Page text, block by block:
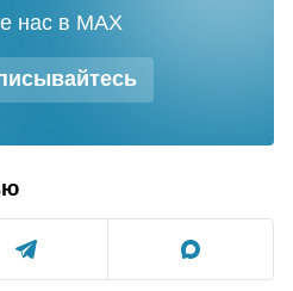
нас в MAX